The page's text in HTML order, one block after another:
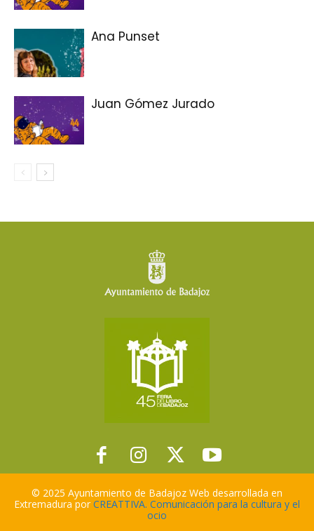
Ana Punset
Juan Gómez Jurado
© 2025 Ayuntamiento de Badajoz Web desarrollada en
Extremadura porCREATTIVA. Comunicación para la cultura y el
ocio